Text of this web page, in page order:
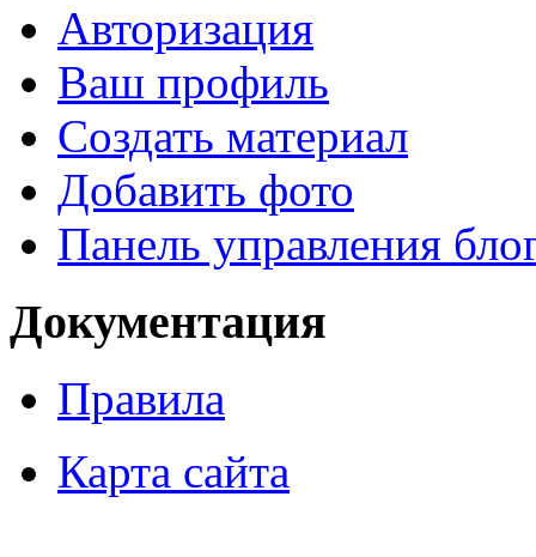
Авторизация
Ваш профиль
Создать материал
Добавить фото
Панель управления
Документация
Правила
Карта сайта